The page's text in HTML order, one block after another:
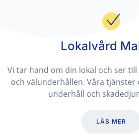
Lokalvård
Vi tar hand om din lokal och ser
och välunderhållen. Våra
underhåll och
LÄS MER